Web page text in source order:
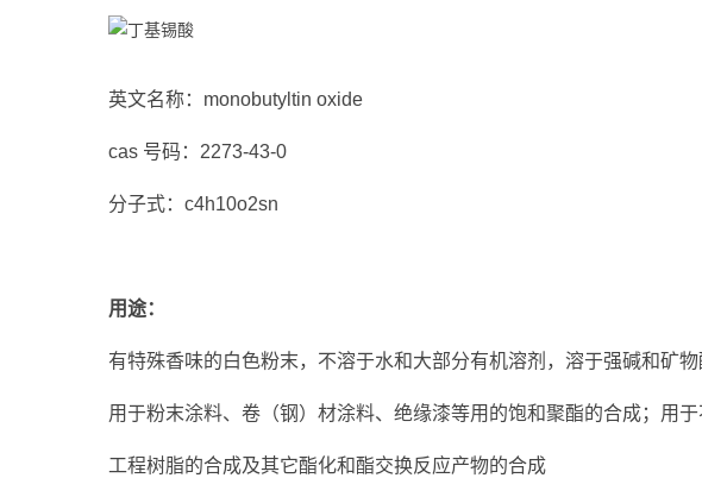
英文名称：monobutyltin oxide
cas 号码：2273-43-0
分子式：c4h10o2sn
用途：
有特殊香味的白色粉末，不溶于水和大部分有机溶剂，溶于强碱和矿物
用于粉末涂料、卷（钢）材涂料、绝缘漆等用的饱和聚酯的合成；用
工程树脂的合成及其它酯化和酯交换反应产物的合成